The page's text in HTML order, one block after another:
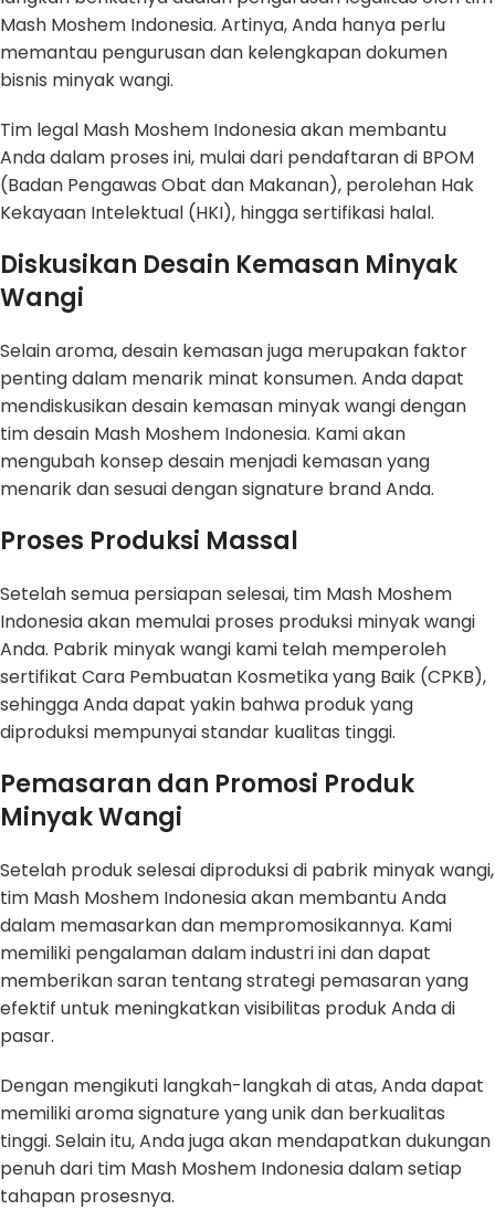
Mash Moshem Indonesia. Artinya, Anda hanya perlu
memantau pengurusan dan kelengkapan dokumen
bisnis minyak wangi.
Tim legal Mash Moshem Indonesia akan membantu
Anda dalam proses ini, mulai dari pendaftaran di BPOM
(Badan Pengawas Obat dan Makanan), perolehan Hak
Kekayaan Intelektual (HKI), hingga sertifikasi halal.
Diskusikan Desain Kemasan Minyak
Wangi
Selain aroma, desain kemasan juga merupakan faktor
penting dalam menarik minat konsumen. Anda dapat
mendiskusikan desain kemasan minyak wangi dengan
tim desain Mash Moshem Indonesia. Kami akan
mengubah konsep desain menjadi kemasan yang
menarik dan sesuai dengan signature brand Anda.
Proses Produksi Massal
Setelah semua persiapan selesai, tim Mash Moshem
Indonesia akan memulai proses produksi minyak wangi
Anda. Pabrik minyak wangi kami telah memperoleh
sertifikat Cara Pembuatan Kosmetika yang Baik (CPKB),
sehingga Anda dapat yakin bahwa produk yang
diproduksi mempunyai standar kualitas tinggi.
Pemasaran dan Promosi Produk
Minyak Wangi
Setelah produk selesai diproduksi di pabrik minyak wangi,
tim Mash Moshem Indonesia akan membantu Anda
dalam memasarkan dan mempromosikannya. Kami
memiliki pengalaman dalam industri ini dan dapat
memberikan saran tentang strategi pemasaran yang
efektif untuk meningkatkan visibilitas produk Anda di
pasar.
Dengan mengikuti langkah-langkah di atas, Anda dapat
memiliki aroma signature yang unik dan berkualitas
tinggi. Selain itu, Anda juga akan mendapatkan dukungan
penuh dari tim Mash Moshem Indonesia dalam setiap
tahapan prosesnya.